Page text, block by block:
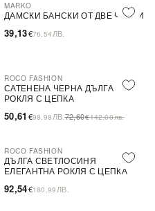
MARKO
ДАМСКИ БАНСКИ ОТ ДВЕ ЧАСТИ
39,13€76,54 ЛВ.
-30%
ROCO FASHION
САТЕНЕНА ЧЕРНА ДЪЛГА
РОКЛЯ С ЦЕПКА
50,61 €98,98 ЛВ.72,60€142,00лв.
ROCO FASHION
ДЪЛГА СВЕТЛОСИНЯ
ЕЛЕГАНТНА РОКЛЯ С ЦЕПКА
92,54€180,99 ЛВ.